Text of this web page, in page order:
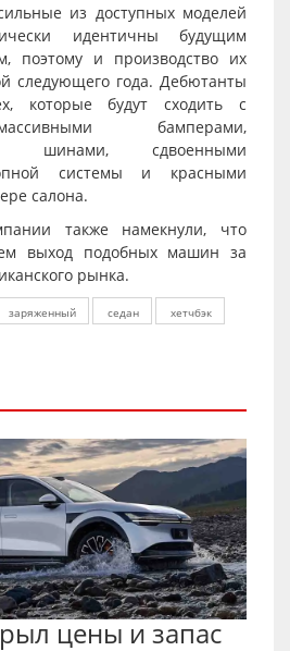
из доступных моделей
идентичны будущим
поэтому и производство их
следующего года. Дебютанты
которые будут сходить с
бамперами,
шинами, сдвоенными
системы и красными
салона.
также намекнули, что
выход подобных машин за
рынка.
заряженный седан хетчбэк
цены и запас